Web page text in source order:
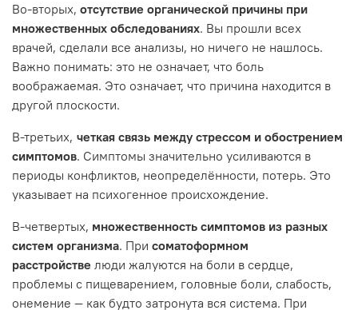
Во-вторых, отсутствие органической причины при
множественных обследованиях. Вы прошли всех
врачей, сделали все анализы, но ничего не нашлось.
Важно понимать: это не означает, что боль
воображаемая. Это означает, что причина находится в
другой плоскости.
В-третьих, четкая связь между стрессом и обострением
симптомов. Симптомы значительно усиливаются в
периоды конфликтов, неопределённости, потерь. Это
указывает на психогенное происхождение.
В-четвертых, множественность симптомов из разных
систем организма. При соматоформном
расстройстве люди жалуются на боли в сердце,
проблемы с пищеварением, головные боли, слабость,
онемение — как будто затронута вся система. При